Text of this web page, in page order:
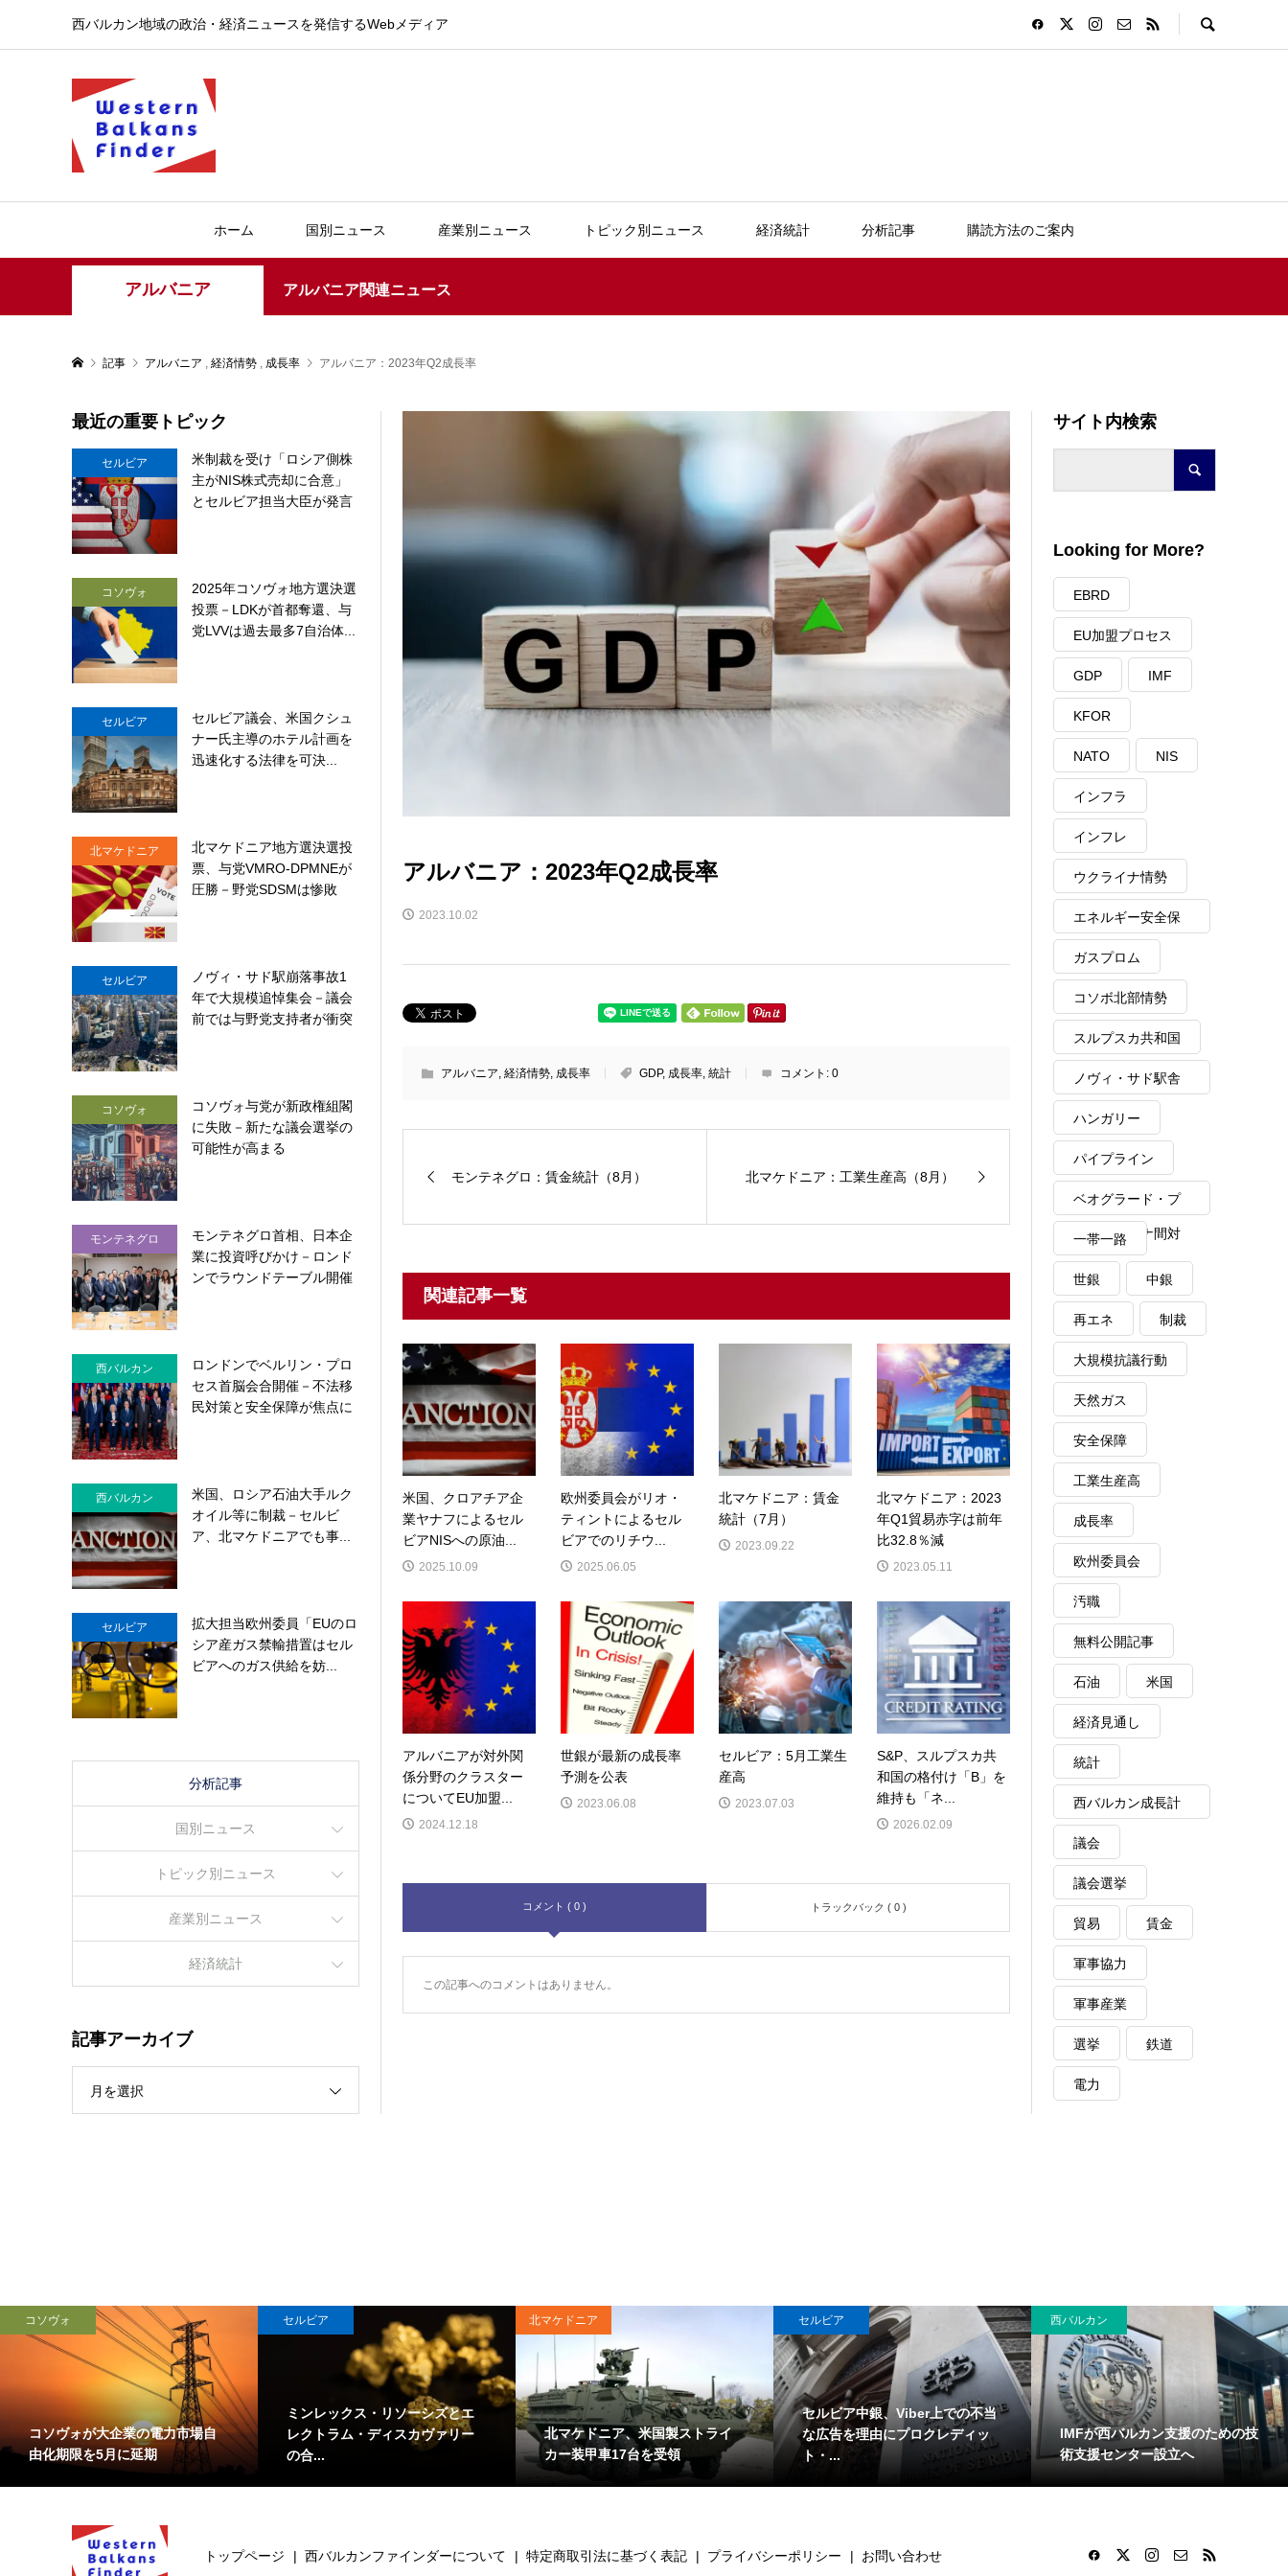
西バルカン地域の政治・経済ニュースを発信するWebメディア
ホーム 国別ニュース 産業別ニュース トピック別ニュース 経済統計 分析記事 購読方法のご案内
アルバニア アルバニア関連ニュース
記事 アルバニア 経済情勢 成長率 アルバニア：2023年Q2成長率
アルバニア：2023年Q2成長率
2023.10.02
アルバニア 経済情勢, 成長率 GDP, 成長率, 統計 コメント: 0
モンテネグロ：賃金統計（8月） 北マケドニア：工業生産高（8月）
関連記事一覧
米国、クロアチア企
業ヤナフによるセル
ビアNISへの原油...
2025.10.09
欧州委員会がリオ・
ティントによるセル
ビアでのリチウ...
2025.06.05
北マケドニア：賃金
統計（7月）
2023.09.22
北マケドニア：2023
年Q1貿易赤字は前年
比32.8％減
2023.05.11
アルバニアが対外関
係分野のクラスター
についてEU加盟...
2024.12.18
世銀が最新の成長率
予測を公表
2023.06.08
セルビア：5月工業生
産高
2023.07.03
S&P、スルプスカ共
和国の格付け「B」を
維持も「ネ...
2026.02.09
コメント ( 0 ) トラックバック ( 0 )
この記事へのコメントはありません。
最近の重要トピック
セルビア
米制裁を受け「ロシア側株
主がNIS株式売却に合意」
とセルビア担当大臣が発言
コソヴォ
2025年コソヴォ地方選決選
投票－LDKが首都奪還、与
党LVVは過去最多7自治体...
セルビア
セルビア議会、米国クシュ
ナー氏主導のホテル計画を
迅速化する法律を可決...
北マケドニア
北マケドニア地方選決選投
票、与党VMRO-DPMNEが
圧勝－野党SDSMは惨敗
セルビア
ノヴィ・サド駅崩落事故1
年で大規模追悼集会－議会
前では与野党支持者が衝突
コソヴォ
コソヴォ与党が新政権組閣
に失敗－新たな議会選挙の
可能性が高まる
モンテネグロ
モンテネグロ首相、日本企
業に投資呼びかけ－ロンド
ンでラウンドテーブル開催
西バルカン
ロンドンでベルリン・プロ
セス首脳会合開催－不法移
民対策と安全保障が焦点に
西バルカン
米国、ロシア石油大手ルク
オイル等に制裁－セルビ
ア、北マケドニアでも事...
セルビア
拡大担当欧州委員「EUのロ
シア産ガス禁輸措置はセル
ビアへのガス供給を妨...
分析記事
国別ニュース
トピック別ニュース
産業別ニュース
経済統計
記事アーカイブ
月を選択
サイト内検索
Looking for More?
EBRD
EU加盟プロセス
GDP IMF
KFOR
NATO NIS
インフラ
インフレ
ウクライナ情勢
エネルギー安全保
障
ガスプロム
コソボ北部情勢
スルプスカ共和国
ノヴィ・サド駅舎
崩落事故
ハンガリー
パイプライン
ベオグラード・プ
リシュティナ間対
話
一帯一路
世銀 中銀
再エネ 制裁
大規模抗議行動
天然ガス
安全保障
工業生産高
成長率
欧州委員会
汚職
無料公開記事
石油 米国
経済見通し
統計
西バルカン成長計
画
議会
議会選挙
貿易 賃金
軍事協力
軍事産業
選挙 鉄道
電力
コソヴォ
コソヴォが大企業の電力市場自
由化期限を5月に延期
セルビア
ミンレックス・リソーシズとエ
レクトラム・ディスカヴァリー
の合...
北マケドニア
北マケドニア、米国製ストライ
カー装甲車17台を受領
セルビア
セルビア中銀、Viber上での不当
な広告を理由にプロクレディッ
ト・...
西バルカン
IMFが西バルカン支援のための技
術支援センター設立へ
トップページ 西バルカンファインダーについて 特定商取引法に基づく表記 プライバシーポリシー お問い合わせ